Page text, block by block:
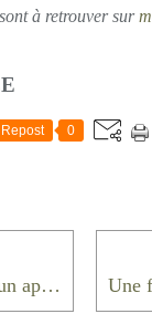
à retrouver sur
Repost 0
Romantisme et bohème dans un appartement suédois